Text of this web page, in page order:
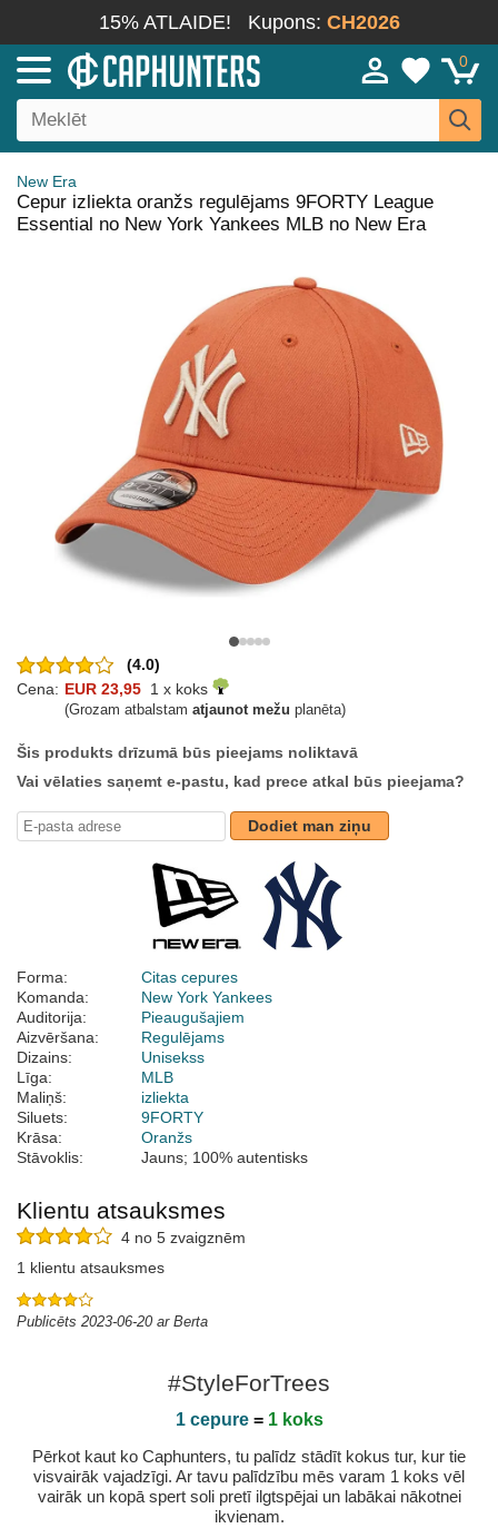
15% ATLAIDE! Kupons: CH2026
0
New Era
Cepur izliekta oranžs regulējams 9FORTY League
Essential no New York Yankees MLB no New Era
(4.0)
Cena: EUR 23,95 1 x koks
(Grozam atbalstam atjaunot mežu planēta)
Šis produkts drīzumā būs pieejams noliktavā
Vai vēlaties saņemt e-pastu, kad prece atkal būs pieejama?
Dodiet man ziņu
Forma:
Citas cepures
Komanda:
New York Yankees
Auditorija:
Pieaugušajiem
Aizvēršana:
Regulējams
Dizains:
Unisekss
Līga:
MLB
Maliņš:
izliekta
Siluets:
9FORTY
Krāsa:
Oranžs
Stāvoklis:
Jauns; 100% autentisks
Klientu atsauksmes
4 no 5 zvaigznēm
1 klientu atsauksmes
Publicēts 2023-06-20 ar Berta
#StyleForTrees
1 cepure= 1 koks
Pērkot kaut ko Caphunters, tu palīdz stādīt kokus tur, kur tie
visvairāk vajadzīgi. Ar tavu palīdzību mēs varam 1 koks vēl
vairāk un kopā spert soli pretī ilgtspējai un labākai nākotnei
ikvienam.